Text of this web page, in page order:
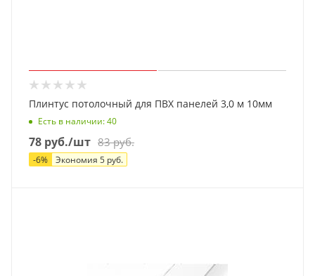
Плинтус потолочный для ПВХ панелей 3,0 м 10мм
Есть в наличии: 40
78 руб./шт 83руб.
-6% Экономия 5 руб.